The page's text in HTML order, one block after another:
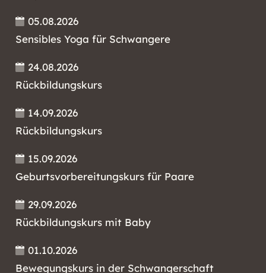
05.08.2026
Sensibles Yoga für Schwangere
24.08.2026
Rückbildungskurs
14.09.2026
Rückbildungskurs
15.09.2026
Geburtsvorbereitungskurs für Paare
29.09.2026
Rückbildungskurs mit Baby
01.10.2026
Bewegungskurs in der Schwangerschaft